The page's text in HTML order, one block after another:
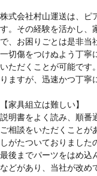
株式会社村山運送は、ピ
す。その経験を活かし、
で、お困りごとは是非当
一切傷をつけぬよう丁寧
いただくことが可能です
りますが、迅速かつ丁寧
【家具組立は難しい】
説明書をよく読み、順番
ご相談をいただくことが
しがたついておりました
最後までパーツをはめ込
などがあり、当社が改め